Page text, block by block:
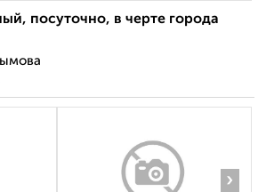
посуточно, в черте города
›